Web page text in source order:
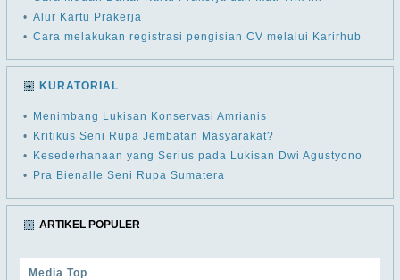
• Alur Kartu Prakerja
• Cara melakukan registrasi pengisian CV melalui Karirhub
KURATORIAL
•
Menimbang Lukisan Konservasi Amrianis
•
Kritikus Seni Rupa Jembatan Masyarakat?
•
Kesederhanaan yang Serius pada Lukisan Dwi Agustyono
•
Pra Bienalle Seni Rupa Sumatera
ARTIKEL POPULER
Media Top